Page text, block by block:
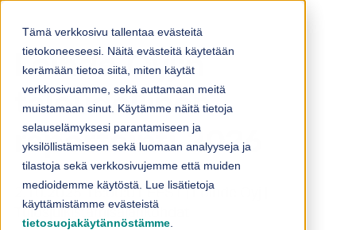
Tämä verkkosivu tallentaa evästeitä
tietokoneeseesi. Näitä evästeitä käytetään
kerämään tietoa siitä, miten käytät
verkkosivuamme, sekä auttamaan meitä
muistamaan sinut. Käytämme näitä tietoja
selauselämyksesi parantamiseen ja
yksilöllistämiseen sekä luomaan analyyseja ja
tilastoja sekä verkkosivujemme että muiden
medioidemme käytöstä. Lue lisätietoja
käyttämistämme evästeistä
tietosuojakäytännöstämme
Loihde Oyj:n
taloudellinen
raportointi 2026
2.10.2025 16:00:01 EEST | Loihde Oyj |
Tulosjulkistamisajankohdat